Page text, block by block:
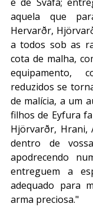
aquela que
Hervarðr,
a todos sob as
cota de malha,
equipamento,
reduzidos se
de malícia, a um
filhos de Eyfura
Hjörvarðr, Hrani,
dentro de
apodrecendo
entreguem a
adequado para
arma preciosa."